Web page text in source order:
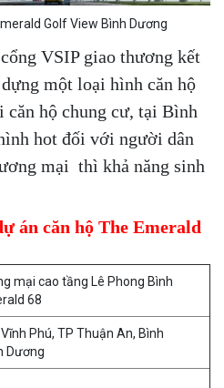
Golf View Bình Dương
VSIP giao thương kết
một loại hình căn hộ
hộ chung cư, tại Bình
hot đối với người dân
mại thì khả năng sinh
án căn hộ The Emerald
mại cao tầng Lê Phong Bình
68
Phú, TP Thuận An, Bình
Dương